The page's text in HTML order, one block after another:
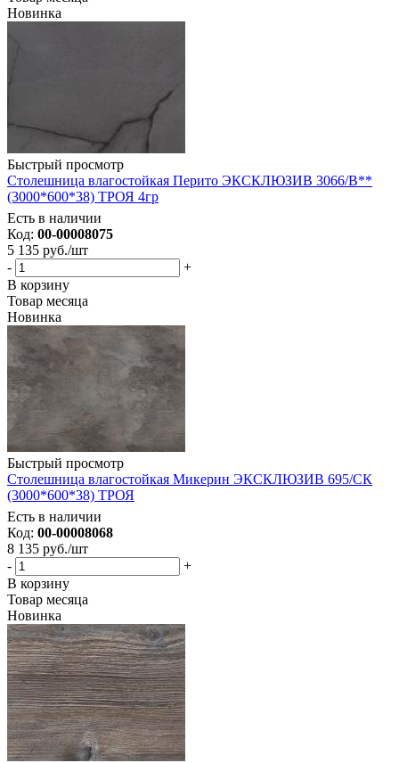
Новинка
Быстрый просмотр
Столешница влагостойкая Перито ЭКСКЛЮЗИВ 3066/В**
(3000*600*38) ТРОЯ 4гр
Есть в наличии
Код: 00-00008075
5 135 руб./шт
-
+
В корзину
Товар месяца
Новинка
Быстрый просмотр
Столешница влагостойкая Микерин ЭКСКЛЮЗИВ 695/СК
(3000*600*38) ТРОЯ
Есть в наличии
Код: 00-00008068
8 135 руб./шт
-
+
В корзину
Товар месяца
Новинка